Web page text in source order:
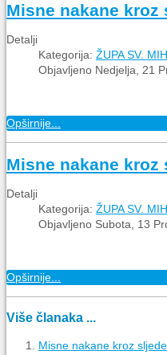
Misne nakane kroz
Detalji
Kategorija: ŽUPA SV.
Objavljeno Nedjelja, 21
Opširnije...
Misne nakane kroz
Detalji
Kategorija: ŽUPA SV.
Objavljeno Subota, 13
Opširnije...
Više članaka ...
Misne nakane kroz